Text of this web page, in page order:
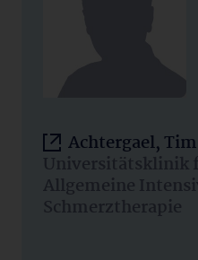
Achtergael,
Universitätsklinik
Allgemeine
Schmerztherapie